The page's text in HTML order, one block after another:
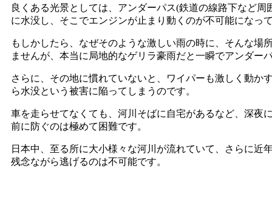
良くある光景としては、アンダーパス(鉄道の線路下など
に水没し、そこでエンジンが止まり動くのが不可能になっ
もしかしたら、なぜそのような激しい雨の時に、そんな場
ませんが、本当に局地的なゲリラ豪雨だと一瞬でアンダー
さらに、その地に慣れていないと、ワイパーも激しく動か
ら水没という被害に陥ってしまうのです。
車を走らせてなくても、河川そばに自宅があるなど、深夜
前に防ぐのは極めて困難です。
日本中、至る所に大小様々な河川が流れていて、さらに近
残念ながら逃げるのは不可能です。